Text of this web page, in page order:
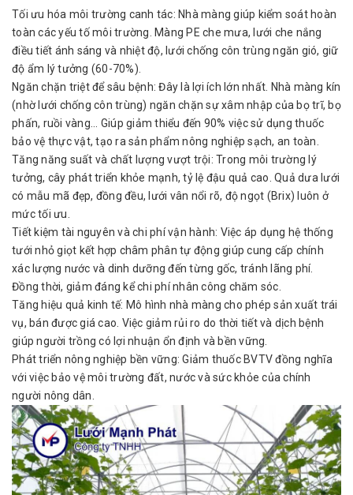
Tối ưu hóa môi trường canh tác: Nhà màng giúp kiểm soát hoàn
toàn các yếu tố môi trường. Màng PE che mưa, lưới che nắng
điều tiết ánh sáng và nhiệt độ, lưới chống côn trùng ngăn gió, giữ
độ ẩm lý tưởng (60-70%).
Ngăn chặn triệt để sâu bệnh: Đây là lợi ích lớn nhất. Nhà màng kín
(nhờ lưới chống côn trùng) ngăn chặn sự xâm nhập của bọ trĩ, bọ
phấn, ruồi vàng... Giúp giảm thiểu đến 90% việc sử dụng thuốc
bảo vệ thực vật, tạo ra sản phẩm nông nghiệp sạch, an toàn.
Tăng năng suất và chất lượng vượt trội: Trong môi trường lý
tưởng, cây phát triển khỏe mạnh, tỷ lệ đậu quả cao. Quả dưa lưới
có mẫu mã đẹp, đồng đều, lưới vân nổi rõ, độ ngọt (Brix) luôn ở
mức tối ưu.
Tiết kiệm tài nguyên và chi phí vận hành: Việc áp dụng hệ thống
tưới nhỏ giọt kết hợp châm phân tự động giúp cung cấp chính
xác lượng nước và dinh dưỡng đến từng gốc, tránh lãng phí.
Đồng thời, giảm đáng kể chi phí nhân công chăm sóc.
Tăng hiệu quả kinh tế: Mô hình nhà màng cho phép sản xuất trái
vụ, bán được giá cao. Việc giảm rủi ro do thời tiết và dịch bệnh
giúp người trồng có lợi nhuận ổn định và bền vững.
Phát triển nông nghiệp bền vững: Giảm thuốc BVTV đồng nghĩa
với việc bảo vệ môi trường đất, nước và sức khỏe của chính
người nông dân.